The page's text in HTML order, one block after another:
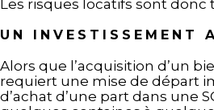
Les risques locatifs sont donc
UN INVESTISSEMENT
Alors que l’acquisition d’un
requiert une mise de départ
d’achat d’une part dans une